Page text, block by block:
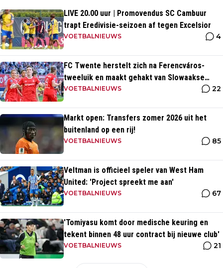
LIVE 20.00 uur | Promovendus SC Cambuur
trapt Eredivisie-seizoen af tegen Excelsior
VOETBALNIEUWS 4
FC Twente herstelt zich na Ferencváros-
tweeluik en maakt gehakt van Slowaakse
opponent
VOETBALNIEUWS 22
Markt open: Transfers zomer 2026 uit het
buitenland op een rij!
VOETBALNIEUWS 85
Veltman is officieel speler van West Ham
United: 'Project spreekt me aan'
VOETBALNIEUWS 67
'Tomiyasu komt door medische keuring en
tekent binnen 48 uur contract bij nieuwe club'
VOETBALNIEUWS 21